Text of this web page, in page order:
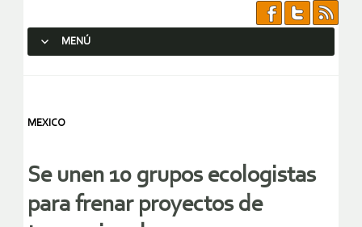
MENÚ
MEXICO
Se unen 10 grupos ecologistas
para frenar proyectos de